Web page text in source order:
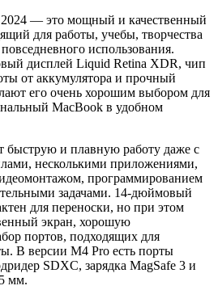
— это мощный и качественный
для работы, учебы, творчества
использования.
дисплей Liquid Retina XDR, чип
от аккумулятора и прочный
его очень хорошим выбором для
MacBook в удобном
быструю и плавную работу даже с
несколькими приложениями,
программированием
задачами. 14-дюймовый
для переноски, но при этом
экран, хорошую
портов, подходящих для
В версии M4 Pro есть порты
SDXC, зарядка MagSafe 3 и
мм.